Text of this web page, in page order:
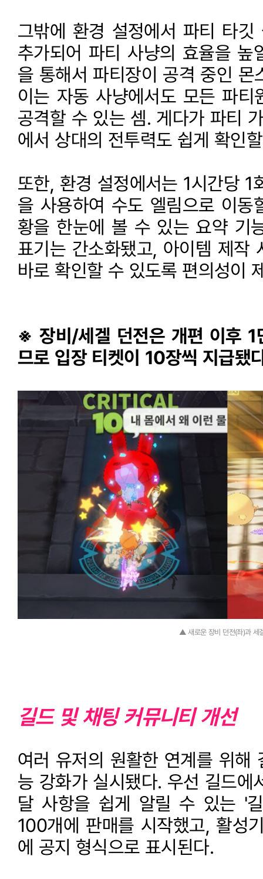
그밖에 환경 설정에서 파티 타깃
추가되어 파티 사냥의 효율을
을 통해서 파티장이 공격 중인 몬
이는 자동 사냥에서도 모든 파
공격할 수 있는 셈. 게다가 파티
에서 상대의 전투력도 쉽게 확인
또한, 환경 설정에서는 1시간당
을 사용하여 수도 엘림으로 이
황을 한눈에 볼 수 있는 요약 기
표기는 간소화됐고, 아이템 제작
바로 확인할 수 있도록 편의성이
※ 장비/세겔 던전은 개편 이후 1
므로 입장 티켓이 10장씩 지급됐
▲ 새로운 장비 던전(좌)과 세
길드 및 채팅 커뮤니티 개선
여러 유저의 원활한 연계를 위해
능 강화가 실시됐다. 우선 길드에
달 사항을 쉽게 알릴 수 있는 '
100개에 판매를 시작했고, 활성
에 공지 형식으로 표시된다.